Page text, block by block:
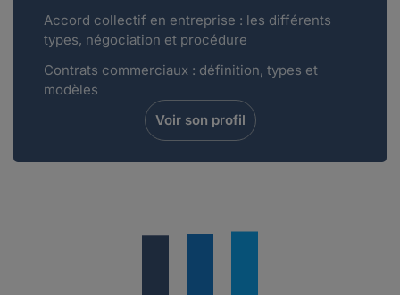
Accord collectif en entreprise : les différents
types, négociation et procédure
Contrats commerciaux : définition, types et
modèles
Voir son profil